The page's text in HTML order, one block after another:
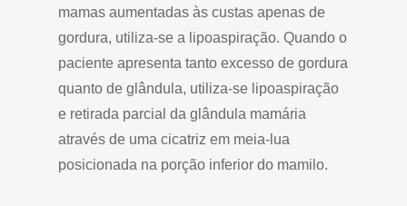
mamas aumentadas às custas apenas de
gordura, utiliza-se a lipoaspiração. Quando o
paciente apresenta tanto excesso de gordura
quanto de glândula, utiliza-se lipoaspiração
e retirada parcial da glândula mamária
através de uma cicatriz em meia-lua
posicionada na porção inferior do mamilo.